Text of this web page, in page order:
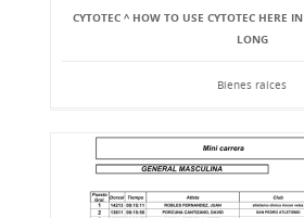
CYTOTEC ^ HOW TO USE CYTOTEC HERE
LONG
Bienes raíces